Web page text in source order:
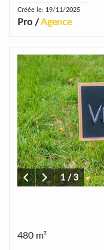
Créée le: 19/11/2025
Pro /Agence
1/3
480 m²